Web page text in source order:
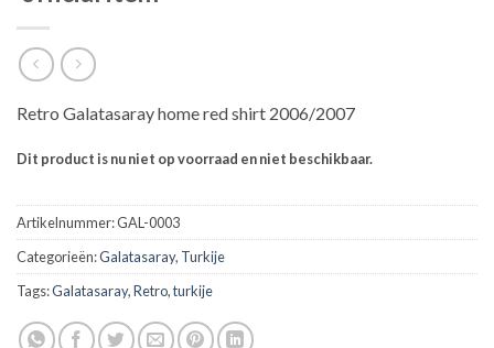
Retro Galatasaray home red shirt 2006/2007
Dit product is nu niet op voorraad en niet beschikbaar.
Artikelnummer:GAL-0003
Categorieën:Galatasaray, Turkije
Tags:Galatasaray,Retro,turkije